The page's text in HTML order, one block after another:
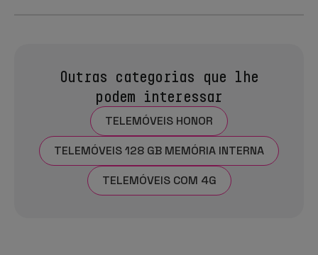
Outras categorias que lhe
podem interessar
TELEMÓVEIS HONOR
TELEMÓVEIS 128 GB MEMÓRIA INTERNA
TELEMÓVEIS COM 4G